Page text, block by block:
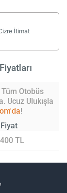
İtimat
Otobüs
Ucuz Ulukışla
!
Fiyat
TL